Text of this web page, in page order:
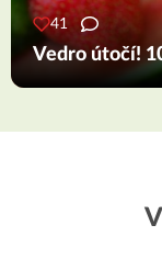
41
Vedro útočí!